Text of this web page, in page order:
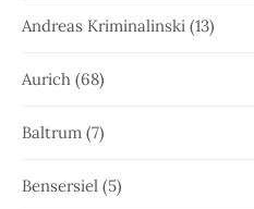
Andreas Kriminalinski (13)
Aurich (68)
Baltrum (7)
Bensersiel (5)